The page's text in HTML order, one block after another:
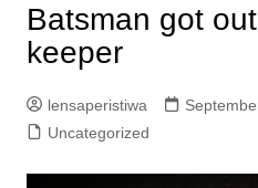
Batsman got
keeper
lensaperistiwa
Uncategorized